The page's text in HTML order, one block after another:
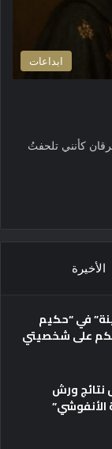
ابداعات
كأنني تلحفتُ
الأخيرة
في “حكيم
على شخصيتي
نتائج ورش